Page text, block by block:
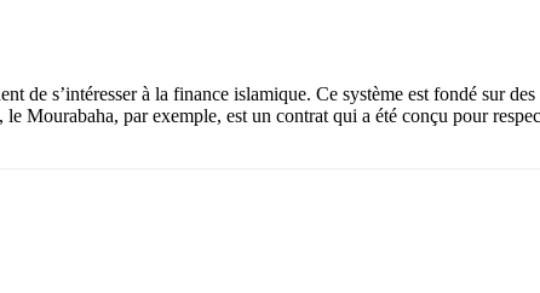
de s’intéresser à la finance islamique. Ce système est fondé sur
par exemple, est un contrat qui a été conçu pour